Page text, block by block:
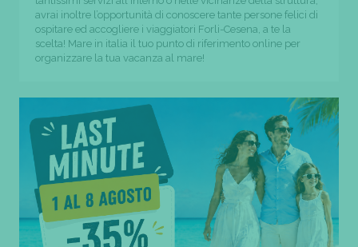
avrai inoltre l’opportunità di conoscere tante persone felici di
ospitare ed accogliere i viaggiatori Forli-Cesena, a te la
scelta! Mare in italia il tuo punto di riferimento online per
organizzare la tua vacanza al mare!